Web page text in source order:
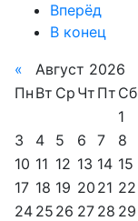
Вперёд
В конец
« Август 2026
Пн Вт Ср Чт Пт Сб
1
3
4 5 6 7 8
10 11 12 13 14 15
17 18 19 20 21 22
24 25 26 27 28 29